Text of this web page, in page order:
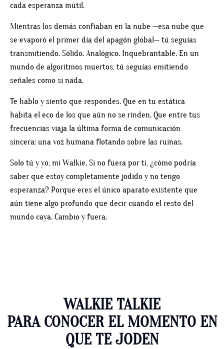
cada esperanza inútil.
Mientras los demás confiaban en la nube —esa nube que
se evaporó el primer día del apagón global— tú seguías
transmitiendo. Sólido. Analógico. Inquebrantable. En un
mundo de algoritmos muertos, tú seguías emitiendo
señales como si nada.
Te hablo y siento que respondes. Que en tu estática
habita el eco de los que aún no se rinden. Que entre tus
frecuencias viaja la última forma de comunicación
sincera: una voz humana flotando sobre las ruinas.
Solo tú y yo, mi Walkie. Si no fuera por ti, ¿cómo podría
saber que estoy completamente jodido y no tengo
esperanza? Porque eres el único aparato existente que
aún tiene algo profundo que decir cuando el resto del
mundo caya. Cambio y fuera.
WALKIE TALKIE
PARA CONOCER EL MOMENTO EN
QUE TE JODEN